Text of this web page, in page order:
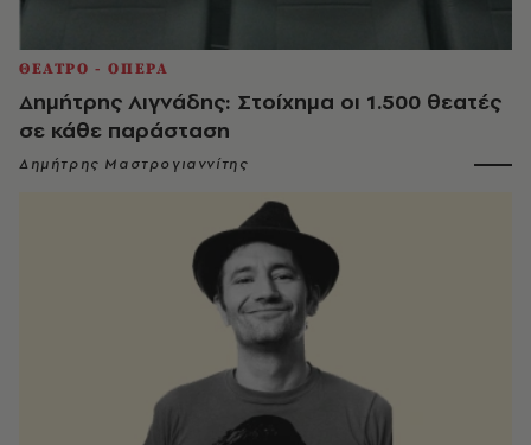
ΘΕΑΤΡΟ - ΟΠΕΡΑ
Δημήτρης Λιγνάδης: Στοίχημα οι 1.500 θεατές
σε κάθε παράσταση
Δημήτρης Μαστρογιαννίτης